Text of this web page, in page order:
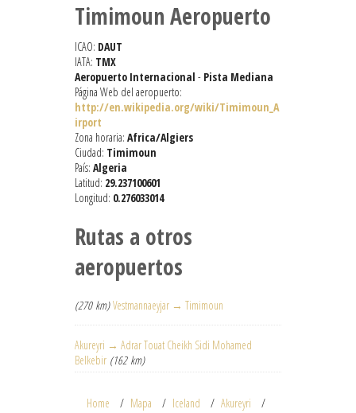
Timimoun Aeropuerto
ICAO: DAUT
IATA: TMX
Aeropuerto Internacional - Pista Mediana
Página Web del aeropuerto:
http://en.wikipedia.org/wiki/Timimoun_A
irport
Zona horaria: Africa/Algiers
Ciudad: Timimoun
País: Algeria
Latitud: 29.237100601
Longitud: 0.276033014
Rutas a otros
aeropuertos
(270 km) Vestmannaeyjar → Timimoun
Akureyri → Adrar Touat Cheikh Sidi Mohamed
Belkebir (162 km)
Home Mapa Iceland
Akureyri